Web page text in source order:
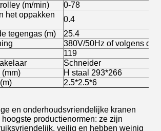
(m/min)
0-78
het oppakken
0.4
tegengas (m)
25.4
380V/50Hz of volgens de
119
Schneider
(mm)
H staal 293*266
2.5*2.5*6
en onderhoudsvriendelijke kranen
productienormen: ze zijn
veilig en hebben weinig